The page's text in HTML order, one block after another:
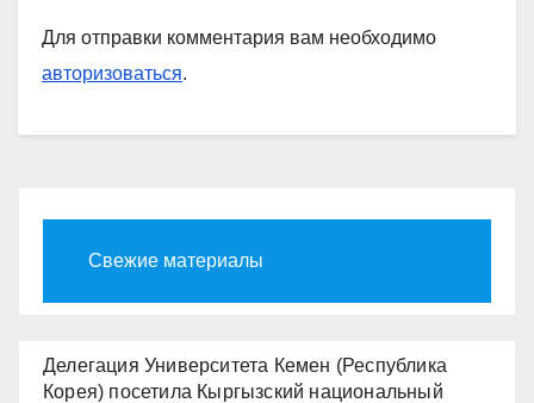
Для отправки комментария вам необходимо
авторизоваться.
Свежие материалы
Делегация Университета Кемен (Республика
Корея) посетила Кыргызский национальный